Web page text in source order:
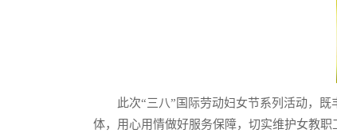
此次“三八”国际劳动妇女节系列活动，
体，用心用情做好服务保障，切实维护女教